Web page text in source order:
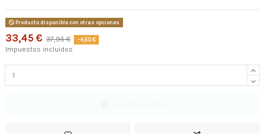
Producto disponible con otras opciones
33,45 € 37,95 € -4,50 €
Impuestos incluidos